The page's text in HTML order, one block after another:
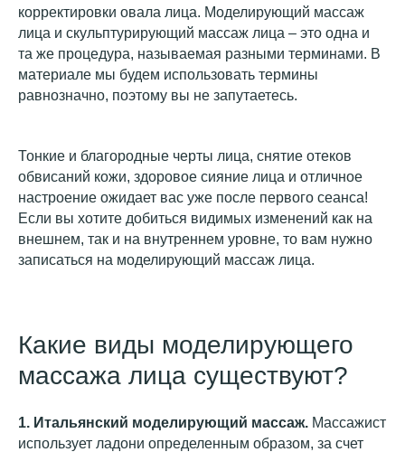
корректировки овала лица. Моделирующий массаж
лица и скульптурирующий массаж лица – это одна и
та же процедура, называемая разными терминами. В
материале мы будем использовать термины
равнозначно, поэтому вы не запутаетесь.
Тонкие и благородные черты лица, снятие отеков
обвисаний кожи, здоровое сияние лица и отличное
настроение ожидает вас уже после первого сеанса!
Если вы хотите добиться видимых изменений как на
внешнем, так и на внутреннем уровне, то вам нужно
записаться на моделирующий массаж лица.
Какие виды моделирующего
массажа лица существуют?
1. Итальянский моделирующий массаж. Массажист
использует ладони определенным образом, за счет